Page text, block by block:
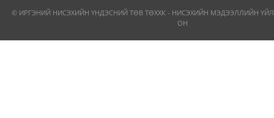
© ИРГЭНИЙ НИСЭХИЙН ҮНДЭСНИЙ ТӨВ ТӨХХК - НИСЭХИЙН МЭДЭЭЛЛИЙН
ОН